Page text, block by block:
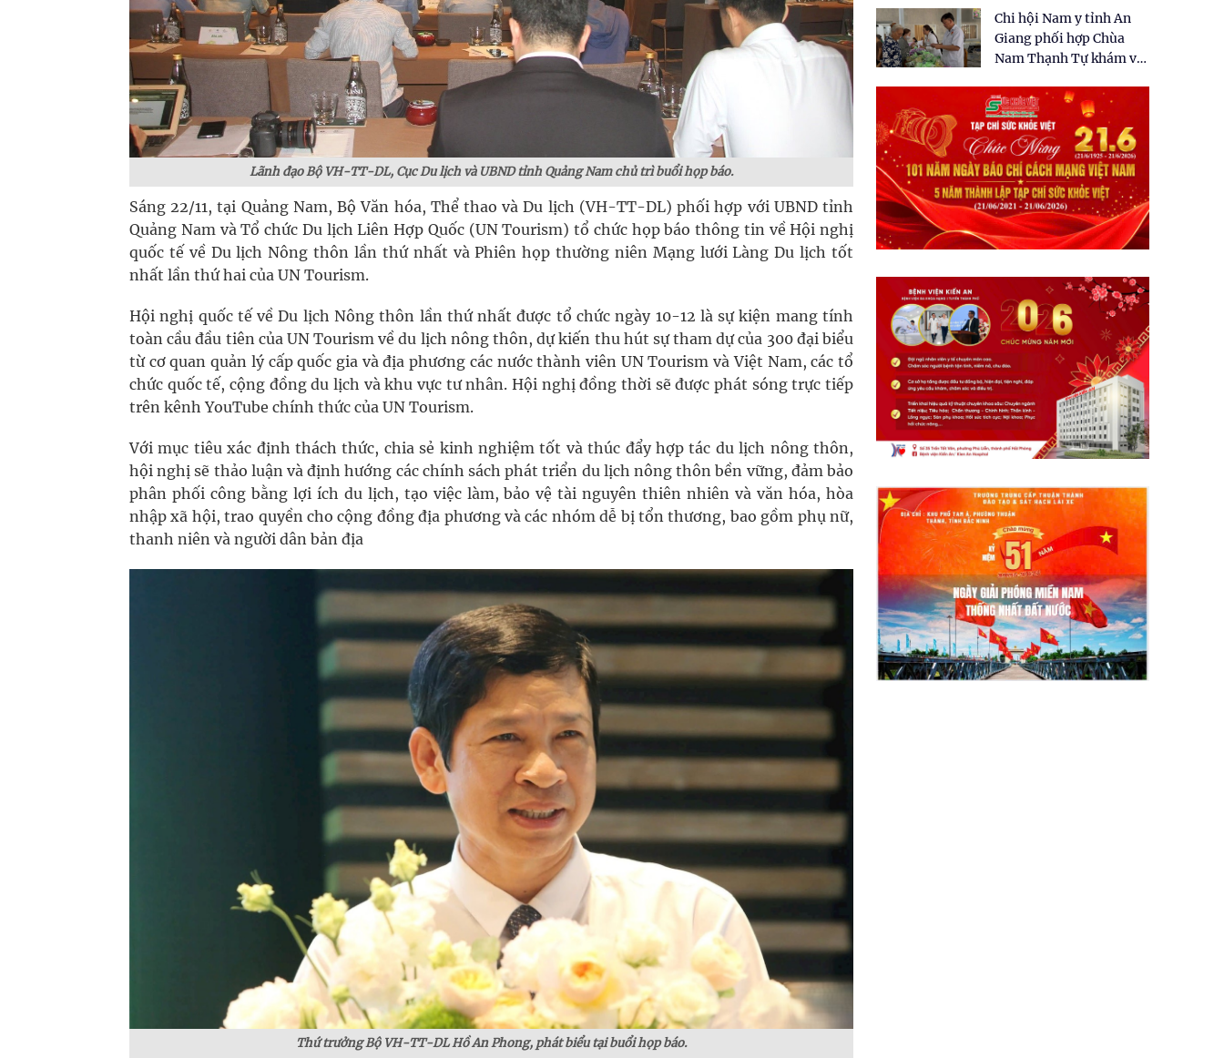
Lãnh đạo Bộ VH-TT-DL, Cục Du lịch và UBND tỉnh Quảng Nam chủ trì buổi họp báo.
Sáng 22/11, tại Quảng Nam, Bộ Văn hóa, Thể thao và Du lịch (VH-TT-DL) phối hợp với UBND tỉnh
Quảng Nam và Tổ chức Du lịch Liên Hợp Quốc (UN Tourism) tổ chức họp báo thông tin về Hội nghị
quốc tế về Du lịch Nông thôn lần thứ nhất và Phiên họp thường niên Mạng lưới Làng Du lịch tốt
nhất lần thứ hai của UN Tourism.
Hội nghị quốc tế về Du lịch Nông thôn lần thứ nhất được tổ chức ngày 10-12 là sự kiện mang tính
toàn cầu đầu tiên của UN Tourism về du lịch nông thôn, dự kiến thu hút sự tham dự của 300 đại biểu
từ cơ quan quản lý cấp quốc gia và địa phương các nước thành viên UN Tourism và Việt Nam, các tổ
chức quốc tế, cộng đồng du lịch và khu vực tư nhân. Hội nghị đồng thời sẽ được phát sóng trực tiếp
trên kênh YouTube chính thức của UN Tourism.
Với mục tiêu xác định thách thức, chia sẻ kinh nghiệm tốt và thúc đẩy hợp tác du lịch nông thôn,
hội nghị sẽ thảo luận và định hướng các chính sách phát triển du lịch nông thôn bền vững, đảm bảo
phân phối công bằng lợi ích du lịch, tạo việc làm, bảo vệ tài nguyên thiên nhiên và văn hóa, hòa
nhập xã hội, trao quyền cho cộng đồng địa phương và các nhóm dễ bị tổn thương, bao gồm phụ nữ,
thanh niên và người dân bản địa
Thứ trưởng Bộ VH-TT-DLHồ An Phong, phát biểu tại buổi họp báo.
dân tại xã Tân Tập
Chi hội Nam y tỉnh An
Giang phối hợp Chùa
Nam Thạnh Tự khám và
nhân dân